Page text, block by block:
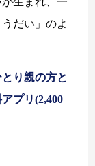
だい」のよ
り親の方と
プリ(2,400